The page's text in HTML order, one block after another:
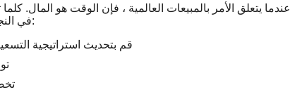
عندما يتعلق الأمر بالمبيعات العالمية ، فإن الوقت هو
فييمكنك:
قم بتحديث استراتيجية